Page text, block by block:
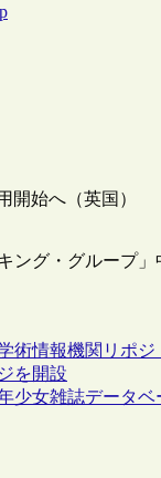
開始へ（英国）
ング・グループ
術情報機関リポジ
を開設
女雑誌データベ